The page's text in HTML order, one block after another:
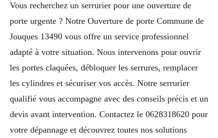
Vous recherchez un serrurier pour une ouverture de
porte urgente ? Notre Ouverture de porte Commune de
Jouques 13490 vous offre un service professionnel
adapté à votre situation. Nous intervenons pour ouvrir
les portes claquées, débloquer les serrures, remplacer
les cylindres et sécuriser vos accès. Notre serrurier
qualifié vous accompagne avec des conseils précis et un
devis avant intervention. Contactez le 0628318620 pour
votre dépannage et découvrez toutes nos solutions